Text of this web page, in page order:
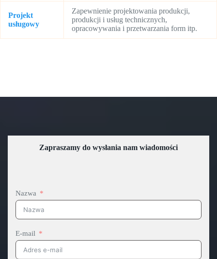
Projekt
usługowy
Zapewnienie projektowania produkcji,
produkcji i usług technicznych,
opracowywania i przetwarzania form itp.
Zapraszamy do wysłania nam wiadomości
Nazwa
E-mail